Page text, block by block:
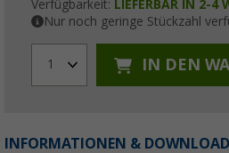
Verfügbarkeit: LIEFERBAR IN 2-4
Nur noch geringe Stückzahl
1 IN DEN
INFORMATIONEN &